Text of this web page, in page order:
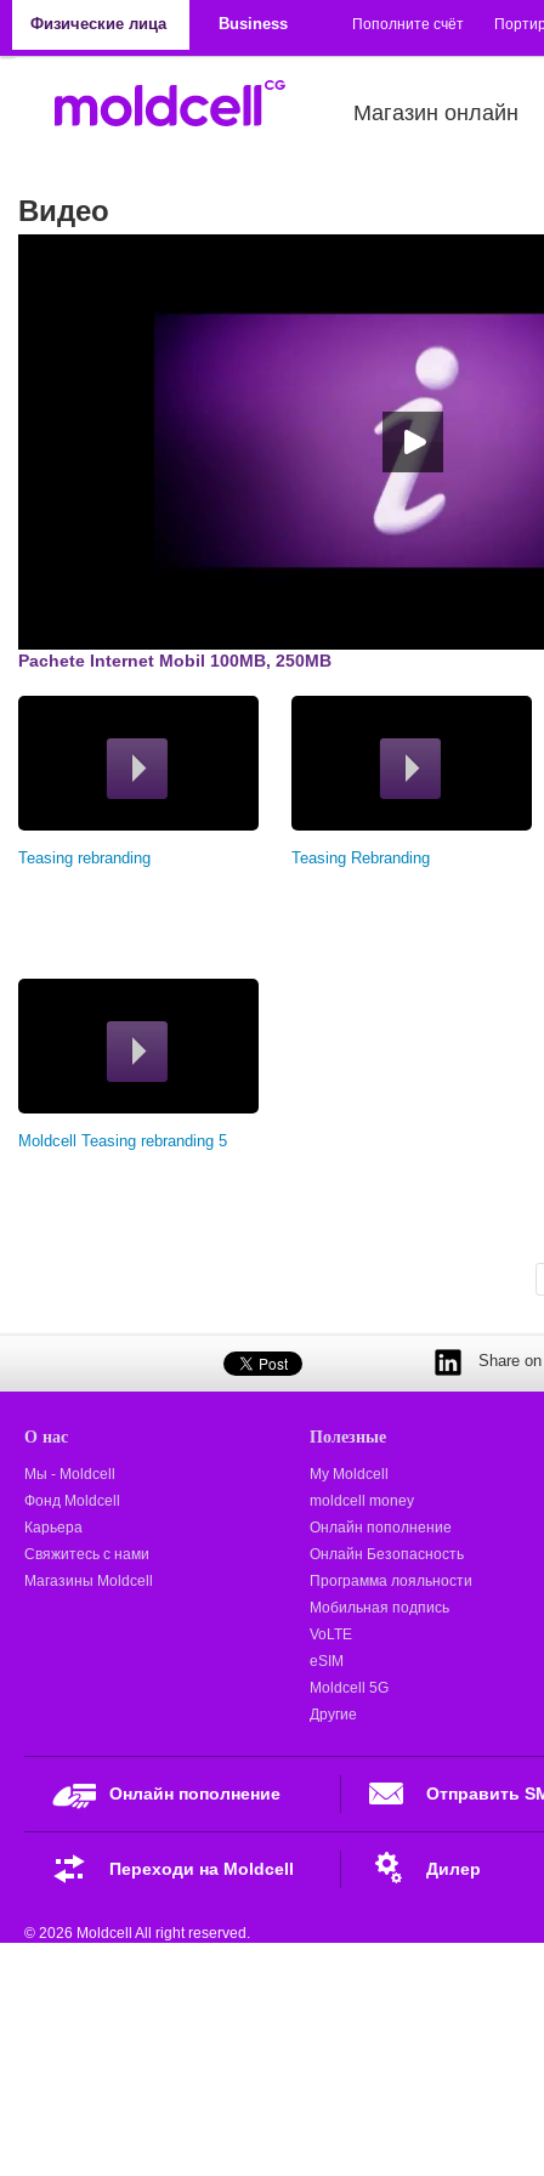
Физические лица
Business Пополните счёт
Магазин онлайн
Видео
Pachete Internet Mobil 100MB, 250MB
Teasing rebranding Teasing Rebranding
Moldcell Teasing rebranding 5
Страницы
Share
О нас
Мы - Moldcell
Фонд Moldcell
Карьера
Свяжитесь с нами
Магазины Moldcell
Полезные
My Moldcell
moldcell money
Онлайн пополнение
Онлайн Безопасность
Программа лояльности
Мобильная подпись
VoLTE
eSIM
Moldcell 5G
Другие
Онлайн пополнение Отправить
Переходи на Moldcell Дилер
© 2026 Moldcell All right reserved.